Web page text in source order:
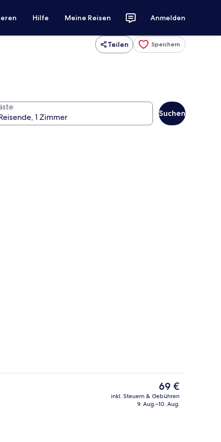
Hilfe Meine Reisen Anmelden
Teilen Speichern
Suchen
Außenbereich
Der
aktuelle
Preis
69 €
inkl. Steuern & Gebühren
9. Aug.–10. Aug.